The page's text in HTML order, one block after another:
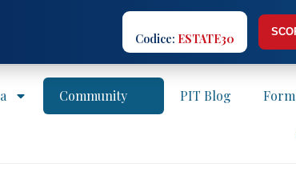
Codice: ESTATE30
Community PIT Blog